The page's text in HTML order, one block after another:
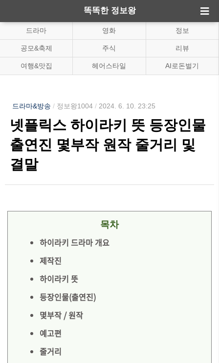
똑똑한 정보왕
드라마 영화 정보
공모&축제 주식 리뷰
여행&맛집 헤어스타일 AI로돈벌기
드라마&방송 / 정보왕1004 / 2024. 6. 10. 23:25
넷플릭스 하이라키 뜻 등장인물
출연진 몇부작 원작 줄거리 및
결말
목차
하이라키 드라마 개요
제작진
하이라키 뜻
등장인물(출연진)
몇부작 / 원작
예고편
줄거리